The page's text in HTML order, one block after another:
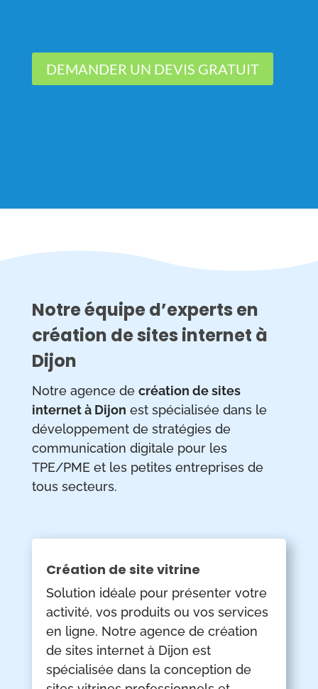
DEMANDER UN DEVIS GRATUIT
Notre équipe d’experts en
création de sites internet à
Dijon
Notre agence de création de sites
internet à Dijon est spécialisée dans le
développement de stratégies de
communication digitale pour les
TPE/PME et les petites entreprises de
tous secteurs.
Création de site vitrine
Solution idéale pour présenter votre
activité, vos produits ou vos services
en ligne. Notre agence de création
de sites internet à Dijon est
spécialisée dans la conception de